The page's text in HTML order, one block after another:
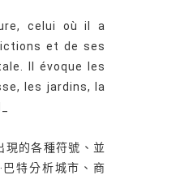
celui où il a
et de ses
Il évoque les
les jardins, la
現的各種符號、並
特分析城市、商